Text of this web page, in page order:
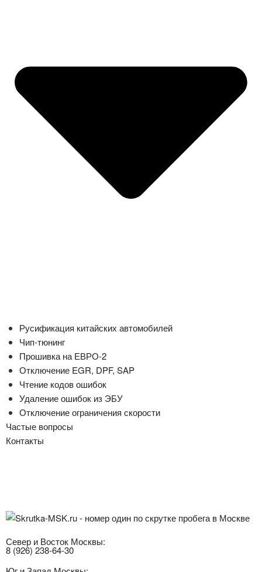
Русификация китайских автомобилей
Чип-тюнинг
Прошивка на ЕВРО-2
Отключение EGR, DPF, SAP
Чтение кодов ошибок
Удаление ошибок из ЭБУ
Отключение ограничения скорости
Частые вопросы
Контакты
Север и Восток Москвы:
8 (926) 238-64-30